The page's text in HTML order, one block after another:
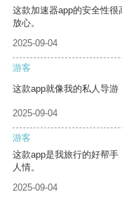
这款加速器app的安全性
放心。
2025-09-04
游客
这款app就像我的私人导游
2025-09-04
游客
这款app是我旅行的好帮
人情。
2025-09-04